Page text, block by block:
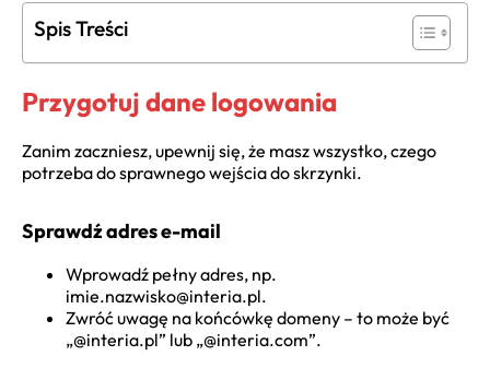
Spis Treści
Przygotuj dane logowania
Zanim zaczniesz, upewnij się, że masz wszystko, czego
potrzeba do sprawnego wejścia do skrzynki.
Sprawdź adres e-mail
Wprowadź pełny adres, np.
imie.nazwisko@interia.pl.
Zwróć uwagę na końcówkę domeny – to może być
„@interia.pl” lub „@interia.com”.